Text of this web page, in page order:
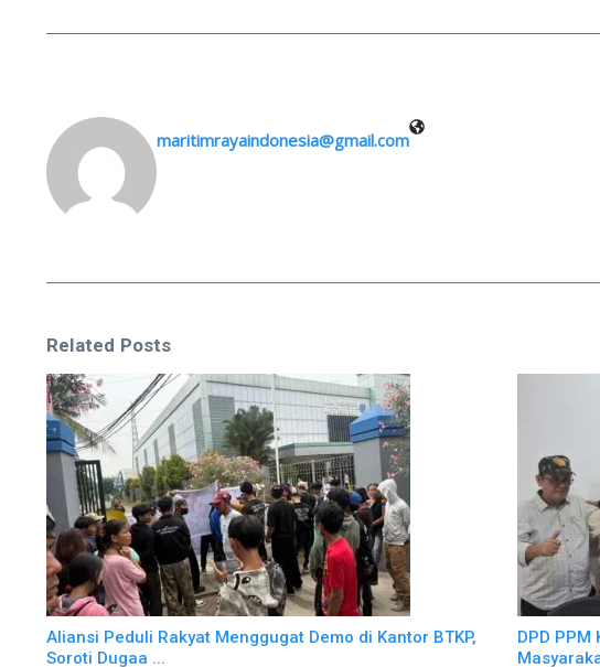
maritimrayaindonesia@gmail.com
Related Posts
Aliansi Peduli Rakyat Menggugat Demo di Kantor BTKP,
Soroti Dugaa ...
DPD